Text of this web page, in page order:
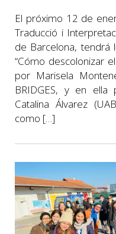
El próximo 12 de
Traducció i
de Barcelona, tendrá
“Cómo descolonizar
por Marisela
BRIDGES, y en ella
Catalina Álvarez
como […]